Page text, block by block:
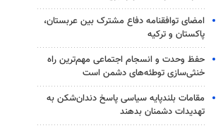
امضای توافقنامه دفاع مشترک بین عربستان،
پاکستان و ترکیه
حفظ وحدت و انسجام اجتماعی مهم‌ترین راه
خنثی‌سازی توطئه‌های دشمن است
مقامات بلندپایه سیاسی پاسخ دندان‌شکن به
تهدیدات دشمنان بدهند